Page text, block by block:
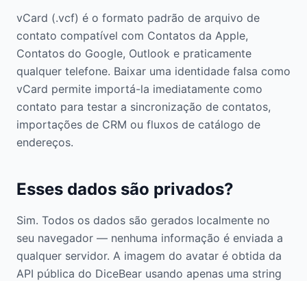
vCard (.vcf) é o formato padrão de arquivo de
contato compatível com Contatos da Apple,
Contatos do Google, Outlook e praticamente
qualquer telefone. Baixar uma identidade falsa como
vCard permite importá-la imediatamente como
contato para testar a sincronização de contatos,
importações de CRM ou fluxos de catálogo de
endereços.
Esses dados são privados?
Sim. Todos os dados são gerados localmente no
seu navegador — nenhuma informação é enviada a
qualquer servidor. A imagem do avatar é obtida da
API pública do DiceBear usando apenas uma string